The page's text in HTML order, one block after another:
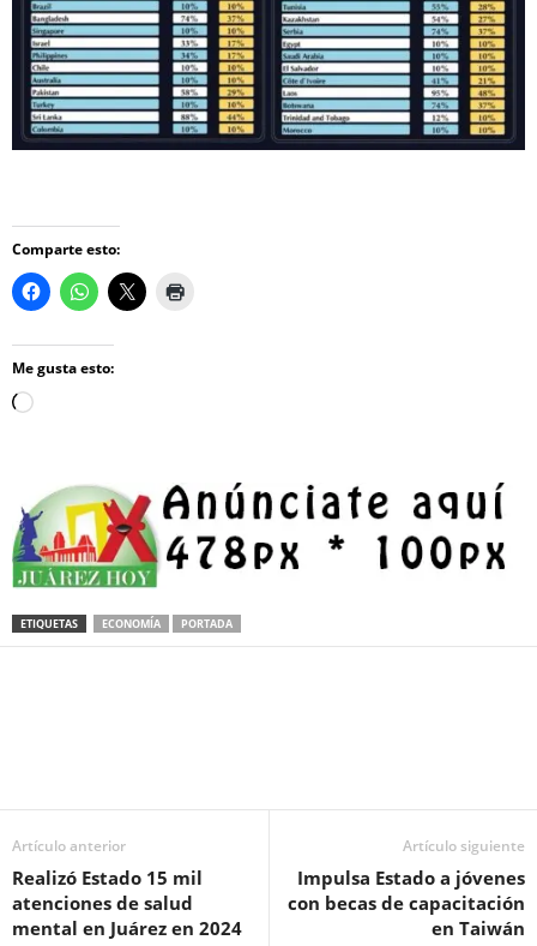
Comparte esto:
Me gusta esto:
Loading…
ETIQUETAS ECONOMÍA PORTADA
Artículo anterior
Realizó Estado 15 mil
atenciones de salud
mental en Juárez en 2024
Artículo siguiente
Impulsa Estado a jóvenes
con becas de capacitación
en Taiwán